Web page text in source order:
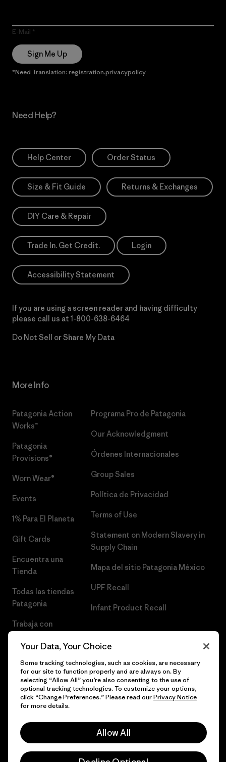
E-Mail
Sign Me Up
*Need Translation: registration.privacypolicy
Need Help?
Help Center Order Status
Size & Fit Guide Returns & Exchanges
DIY Care & Repair
Trade In. Get Credit. Login
Accessibility Statement
If you are using a screen reader and having difficulty
please call us at 1-800-638-6464
Do Not Sell or Share My Data
More Info
Patagonia Action
Works™
Patagonia
Provisions®
Worn Wear®
Events
1% Para El Planeta
Gift Cards
Encuentra una
Tienda
Todas las tiendas
Patagonia
Trabaja con
Programa Pro de Patagonia
Our Acknowledgment
Órdenes Internacionales
Group Sales
Política de Privacidad
Terms of Use
Statement on Modern Slavery in
Supply Chain
Mapa del sitio Patagonia México
UPF Recall
Infant Product Recall
© 2026 Patagonia, Inc. Todos los derechos reservados.
Your Data, Your Choice
Some tracking technologies, such as cookies, are necessary
for our site to function properly and are always on. By
selecting “Allow All” you’re also consenting to the use of
optional tracking technologies. To customize your options,
click “Change Preferences.” Please read ourPrivacy Notice
for more details.
Allow All